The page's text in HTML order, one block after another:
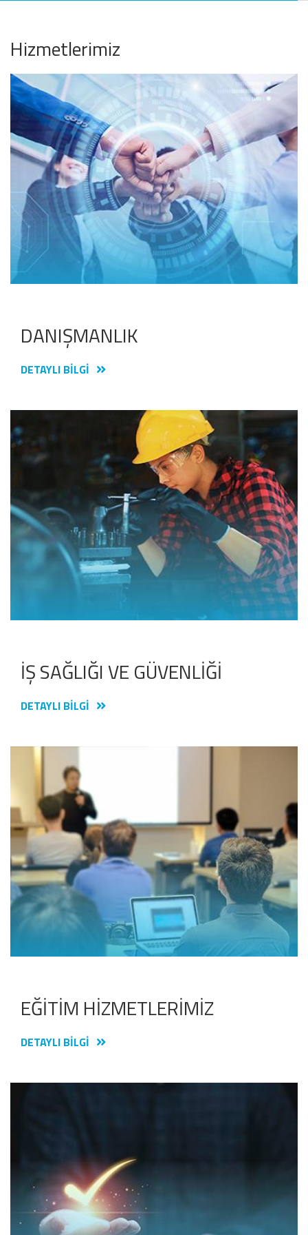
Hizmetlerimiz
DANIŞMANLIK
DETAYLI BILGI
İŞ SAĞLIĞI VE GÜVENLİĞİ
DETAYLI BILGI
EĞİTİM HİZMETLERİMİZ
DETAYLI BILGI